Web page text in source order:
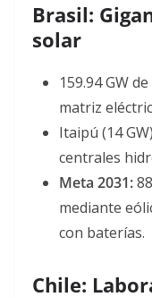
Brasil:
solar
159.94 GW
matriz
Itaipú (14
centrales
Meta 2031:
mediante
con baterías.
Chile: